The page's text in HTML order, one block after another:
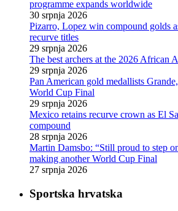
programme expands worldwide
30 srpnja 2026
Pizarro, Lopez win compound golds
recurve titles
29 srpnja 2026
The best archers at the 2026 African
29 srpnja 2026
Pan American gold medallists
World Cup Final
29 srpnja 2026
Mexico retains recurve crown as El
compound
28 srpnja 2026
Martin Damsbo: “Still proud to step
making another World Cup Final
27 srpnja 2026
Sportska hrvatska